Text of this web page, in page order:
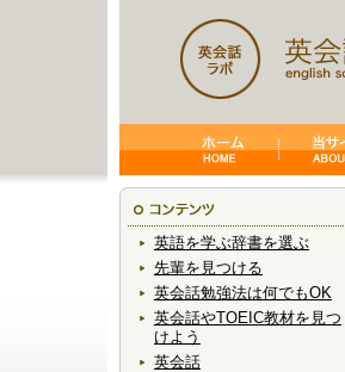
英語を学ぶ辞書を選ぶ
先輩を見つける
英会話勉強法は何でもOK
英会話やTOEIC教材を見つ
けよう
英会話